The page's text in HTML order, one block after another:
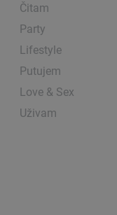
Čitam
Party
Lifestyle
Putujem
Love & Sex
Uživam